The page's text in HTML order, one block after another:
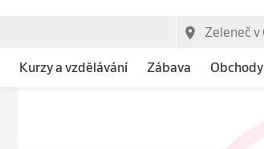
Kurzy a vzdělávání Zábava Obchody